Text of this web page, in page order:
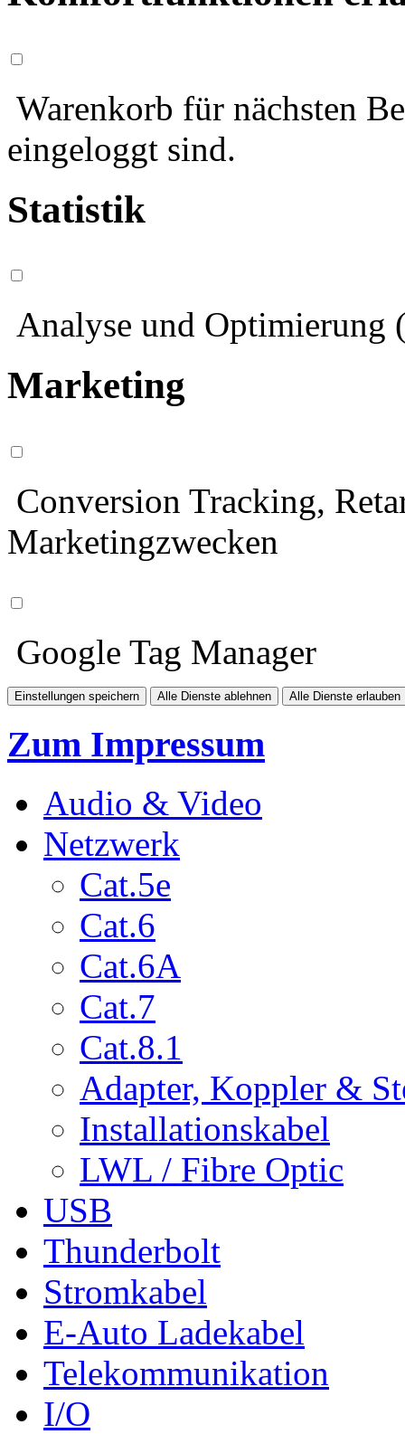
Warenkorb für nächsten
eingeloggt sind.
Statistik
Analyse und Optimierung
Marketing
Conversion Tracking,
Marketingzwecken
Google Tag Manager
Einstellungen speichern Alle Dienste ablehnen Alle Dienste erlauben
Zum Impressum
Audio & Video
Netzwerk
Cat.5e
Cat.6
Cat.6A
Cat.7
Cat.8.1
Adapter, Koppler &
Installationskabel
LWL / Fibre Optic
USB
Thunderbolt
Stromkabel
E-Auto Ladekabel
Telekommunikation
I/O